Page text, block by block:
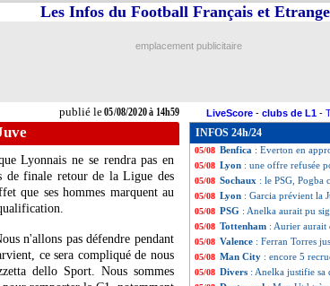
publié le05/08/2020 à 14h59
Les Infos du Football Français et
emplacement publicitaire
LiveScore - clubs de L1 -
Lyonnais ne se rendra pas en
de finale retour de la Ligue des
que ses hommes marquent au
n'allons pas défendre pendant
ce sera compliqué de nous
dello Sport. Nous sommes
INFOS 24h/24
05/08 ASSE: Ruffier écarté pour
05/08 Olympiakos
05/08 Montpellier: un gardien
05/08 Barça: aucune offre
05/08 Benfica : Everton en
05/08 Lyon : une offre refusée
05/08 Sochaux : le PSG, Pogba
05/08 Lyon : Garcia prévient la
05/08 PSG : Anelka aurait pu
05/08 Tottenham : Aurier
05/08 Valence : Ferran Torres
05/08 Man City : encore 5
05/08 Divers : Anelka justifie sa